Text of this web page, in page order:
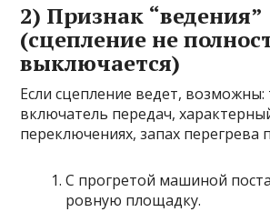
2) Признак “ведения”
(сцепление не
выключается)
Если сцепление ведет,
включатель передач,
переключениях, запах перегрева
С прогретой машиной
ровную площадку.